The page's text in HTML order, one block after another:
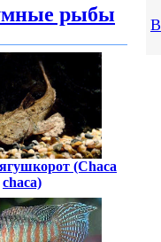
рыбы
(Chaca
chaca)